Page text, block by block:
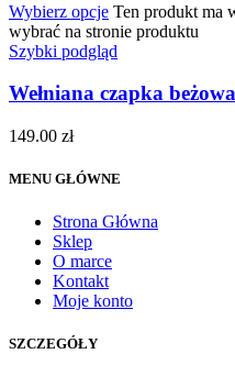
Wybierz opcje Ten produkt ma
wybrać na stronie produktu
Szybki podgląd
Wełniana czapka beżowa
149.00 zł
MENU GŁÓWNE
Strona Główna
Sklep
O marce
Kontakt
Moje konto
SZCZEGÓŁY